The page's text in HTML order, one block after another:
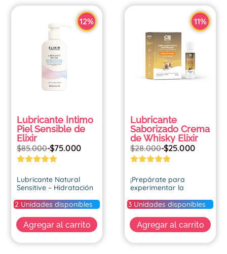
Lubricante Íntimo
Piel Sensible de
Elixir
$85.000-$75.000
12%
Lubricante Natural
Sensitive – Hidratación
suave para las pieles
más delicadas.
Formulado con ácido
lubricante retiene la
2 Unidades disponibles
Agregar al carrito
Lubricante
Saborizado Crema
de Whisky Elixir
$28.000-$25.000
11%
¡Prepárate para
experimentar la
y deliciosa que jamás
hayas imaginado con
los lubricantes
vaginales de sabores
Cada botella de este
3 Unidades disponibles
Agregar al carrito